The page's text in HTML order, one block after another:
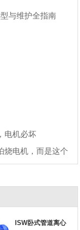
与维护全指南
电机必坏
烧电机，而是这个
ISW卧式管道离心